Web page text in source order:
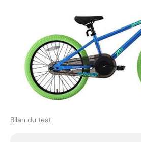
Bilan du test